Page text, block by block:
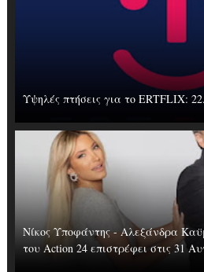
Υψηλές πτήσεις για το ERTFLIX:
Νίκος Υποφάντης - Αλεξάνδρα
του Action 24 επιστρέφει στις 31